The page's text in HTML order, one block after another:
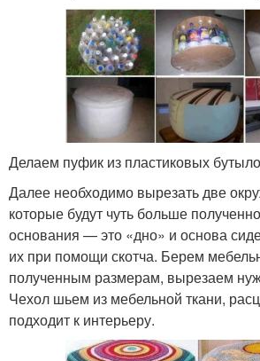
Делаем пуфик из пластиковых
Далее необходимо вырезать две
которые будут чуть больше
основания — это «дно» и основа
их при помощи скотча. Берем
полученным размерам, вырезаем
Чехол шьем из мебельной ткани,
подходит к интерьеру.